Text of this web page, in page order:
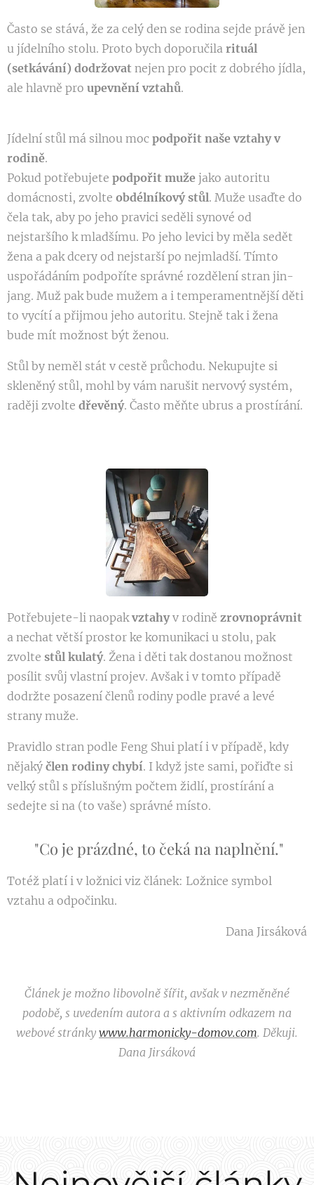
Často se stává, že za celý den se rodina sejde právě jen
u jídelního stolu. Proto bych doporučila rituál
(setkávání) dodržovat nejen pro pocit z dobrého jídla,
ale hlavně pro upevnění vztahů.
Jídelní stůl má silnou moc podpořit naše vztahy v
rodině.
Pokud potřebujete podpořit muže jako autoritu
domácnosti, zvolte obdélníkový stůl. Muže usaďte do
čela tak, aby po jeho pravici seděli synové od
nejstaršího k mladšímu. Po jeho levici by měla sedět
žena a pak dcery od nejstarší po nejmladší. Tímto
uspořádáním podpoříte správné rozdělení stran jin-
jang. Muž pak bude mužem a i temperamentnější děti
to vycítí a přijmou jeho autoritu. Stejně tak i žena
bude mít možnost být ženou.
Stůl by neměl stát v cestě průchodu. Nekupujte si
skleněný stůl, mohl by vám narušit nervový systém,
raději zvolte dřevěný. Často měňte ubrus a prostírání.
Potřebujete-li naopakvztahyv rodině zrovnoprávnit
a nechat větší prostor ke komunikaci u stolu, pak
zvolte stůl kulatý. Žena i děti tak dostanou možnost
posílit svůj vlastní projev. Avšak i v tomto případě
dodržte posazení členů rodiny podle pravé a levé
strany muže.
Pravidlo stran podle Feng Shui platí i v případě, kdy
nějaký člen rodiny chybí. I když jste sami, pořiďte si
velký stůl s příslušným počtem židlí, prostírání a
sedejte si na (to vaše) správné místo.
"Co je prázdné, to čeká na naplnění."
Totéž platí i v ložnici viz článek: Ložnice symbol
vztahu a odpočinku.
Dana Jirsáková
Článek je možno libovolně šířit, avšak v nezměněné
podobě, s uvedením autora a s aktivním odkazem na
webové stránky www.harmonicky-domov.com. Děkuji.
Dana Jirsáková